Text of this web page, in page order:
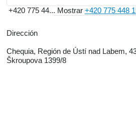
+420 775 44... Mostrar +420 775 448
Dirección
Chequia, Región de Ústí nad Labem,
Škroupova 1399/8